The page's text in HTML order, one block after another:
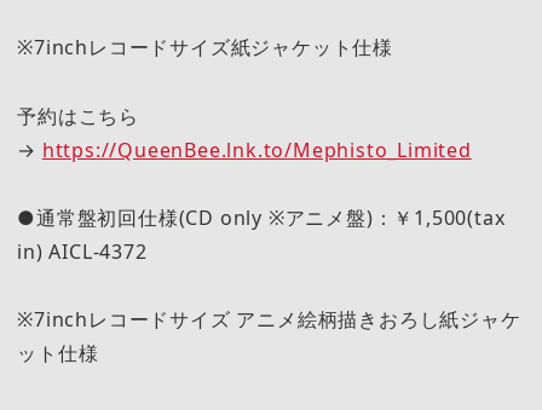
※7inchレコードサイズ紙ジャケット仕様
予約はこちら
→ https://QueenBee.lnk.to/Mephisto_Limited
●通常盤初回仕様(CD only ※アニメ盤)：￥1,500(tax
in) AICL-4372
※7inchレコードサイズ アニメ絵柄描きおろし紙ジャケ
ット仕様